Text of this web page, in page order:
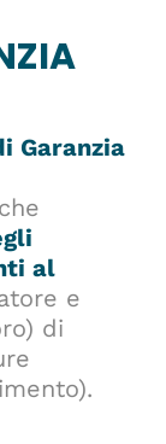
Garanzia
al
e
di